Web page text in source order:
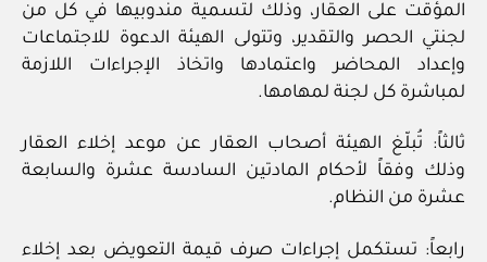
المؤقت على العقار، وذلك لتسمية مندوبيها في كل من
لجنتي الحصر والتقدير، وتتولى الهيئة الدعوة للاجتماعات
وإعداد المحاضر واعتمادها واتخاذ الإجراءات اللازمة
لمباشرة كل لجنة لمهامها.
ثالثاً: تُبلّغ الهيئة أصحاب العقار عن موعد إخلاء العقار
وذلك وفقاً لأحكام المادتين السادسة عشرة والسابعة
عشرة من النظام.
رابعاً: تستكمل إجراءات صرف قيمة التعويض بعد إخلاء